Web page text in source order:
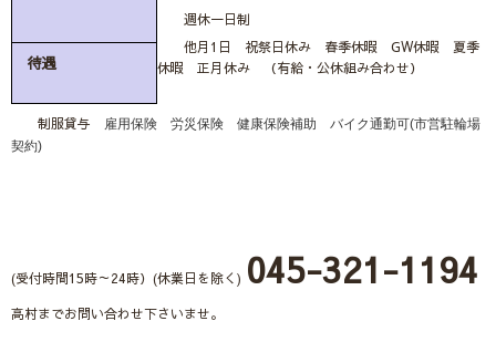
待遇
週休一日制
他月1日 祝祭日休み 春季休暇 GW休暇 夏季
休暇 正月休み （有給・公休組み合わせ）
制服貸与
雇用保険 労災保険 健康保険補助 バイク通勤可(市営駐輪場
契約)
(受付時間15時～24時）(休業日を除く) 045-321-1194
高村までお問い合わせ下さいませ。